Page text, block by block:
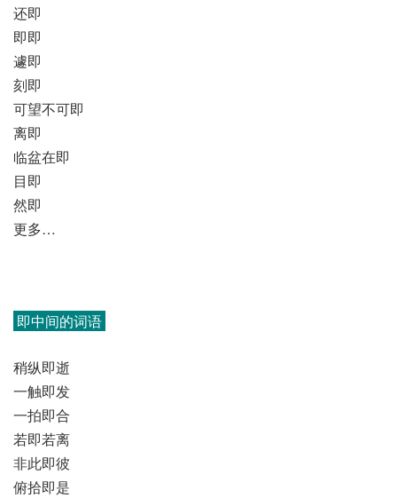
还即
即即
遽即
刻即
可望不可即
离即
临盆在即
目即
然即
更多…
即中间的词语
稍纵即逝
一触即发
一拍即合
若即若离
非此即彼
俯拾即是